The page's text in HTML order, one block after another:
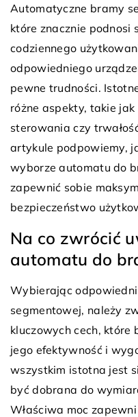
Automatyczne bramy
które znacznie podnosi
codziennego
odpowiedniego
pewne trudności.
różne aspekty, takie jak
sterowania czy
artykule podpowiemy,
wyborze automatu do
zapewnić sobie
bezpieczeństwo
Na co zwrócić
automatu do
Wybierając
segmentowej, należy
kluczowych cech, które
jego efektywność i
wszystkim istotna jest
być dobrana do
Właściwa moc